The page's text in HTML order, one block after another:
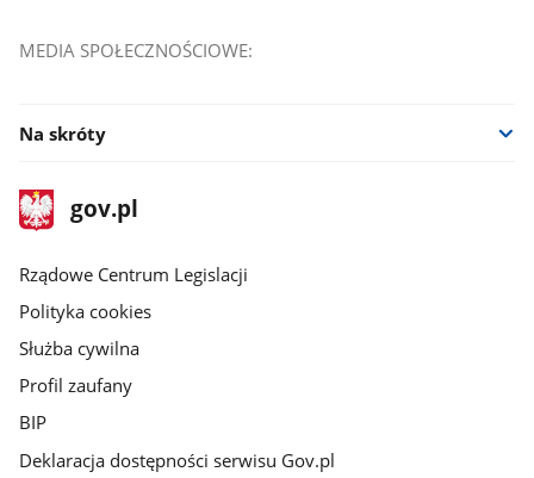
MEDIA SPOŁECZNOŚCIOWE:
Na skróty
stopka
gov.plStrona
gov.pl
Rządowe Centrum Legislacji
Polityka cookies
Służba cywilna
Profil zaufany
BIP
Deklaracja dostępności serwisu Gov.pl